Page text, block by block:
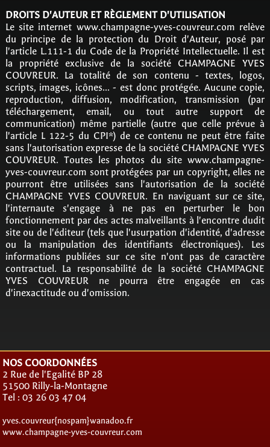
DROITS D'AUTEUR ET RÈGLEMENT D'UTILISATION
Le site internet www.champagne-yves-couvreur.com relève
du principe de la protection du Droit d'Auteur, posé par
l'article L.111-1 du Code de la Propriété Intellectuelle. Il est
la propriété exclusive de la société CHAMPAGNE YVES
COUVREUR. La totalité de son contenu - textes, logos,
scripts, images, icônes... - est donc protégée. Aucune copie,
reproduction, diffusion, modification, transmission (par
téléchargement, email, ou tout autre support de
communication) même partielle (autre que celle prévue à
l'article L 122-5 du CPI*) de ce contenu ne peut être faite
sans l'autorisation expresse de la société CHAMPAGNE YVES
COUVREUR. Toutes les photos du site www.champagne-
yves-couvreur.com sont protégées par un copyright, elles ne
pourront être utilisées sans l'autorisation de la société
CHAMPAGNE YVES COUVREUR. En naviguant sur ce site,
l'internaute s'engage à ne pas en perturber le bon
fonctionnement par des actes malveillants à l'encontre dudit
site ou de l'éditeur (tels que l'usurpation d'identité, d'adresse
ou la manipulation des identifiants électroniques). Les
informations publiées sur ce site n'ont pas de caractère
contractuel. La responsabilité de la société CHAMPAGNE
YVES COUVREUR ne pourra être engagée en cas
d'inexactitude ou d'omission.
NOS COORDONNÉES
2 Rue de l'Egalité BP 28
51500 Rilly-la-Montagne
Tel : 03 26 03 47 04
yves.couvreur{nospam}wanadoo.fr
www.champagne-yves-couvreur.com